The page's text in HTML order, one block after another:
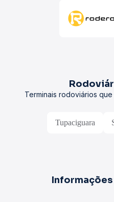
Terminais rodoviários que
Tupaciguara